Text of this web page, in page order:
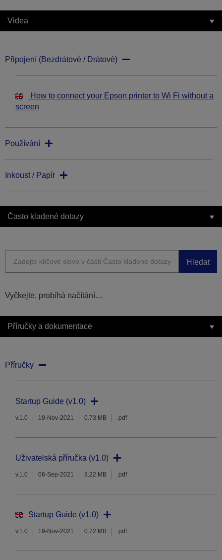
Videa
Připojení (Bezdrátové / Drátové)
How to connect your Epson printer to Wi Fi without a
screen
Používání
Inkoust / Papír
Často kladené dotazy
Hledat
Vyčkejte, probíhá načítání…
Příručky a dokumentace
Příručky
Startup Guide (v1.0)
v.1.0 19-Nov-2021 0.73 MB .pdf
Uživatelská příručka (v1.0)
v.1.0 06-Sep-2021 3.22 MB .pdf
Startup Guide (v1.0)
v.1.0 19-Nov-2021 0.72 MB .pdf